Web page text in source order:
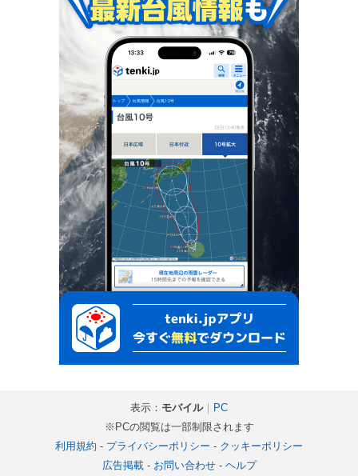
表示： モバイル｜ PC
※PCの閲覧は一部制限されます
利用規約 - プライバシーポリシー - クッキーポリシー
広告掲載- お問い合わせ- ヘルプ